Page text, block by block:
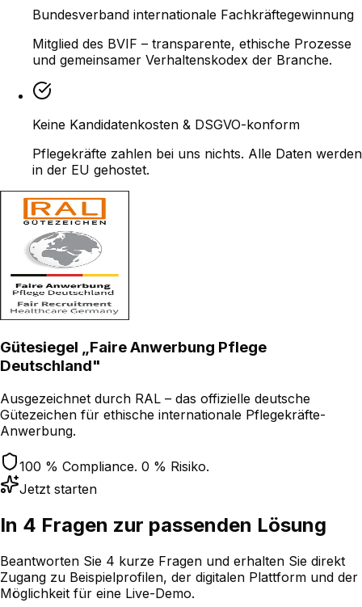
Bundesverband internationale Fachkräftegewinnung
Mitglied des BVIF – transparente, ethische Prozesse
und gemeinsamer Verhaltenskodex der Branche.
Keine Kandidatenkosten & DSGVO-konform
Pflegekräfte zahlen bei uns nichts. Alle Daten werden
in der EU gehostet.
Gütesiegel „Faire Anwerbung Pflege
Deutschland"
Ausgezeichnet durch RAL – das offizielle deutsche
Gütezeichen für ethische internationale Pflegekräfte-
Anwerbung.
100 % Compliance. 0 % Risiko.
Jetzt starten
In 4 Fragen zur passenden Lösung
Beantworten Sie 4 kurze Fragen und erhalten Sie direkt
Zugang zu Beispielprofilen, der digitalen Plattform und der
Möglichkeit für eine Live-Demo.